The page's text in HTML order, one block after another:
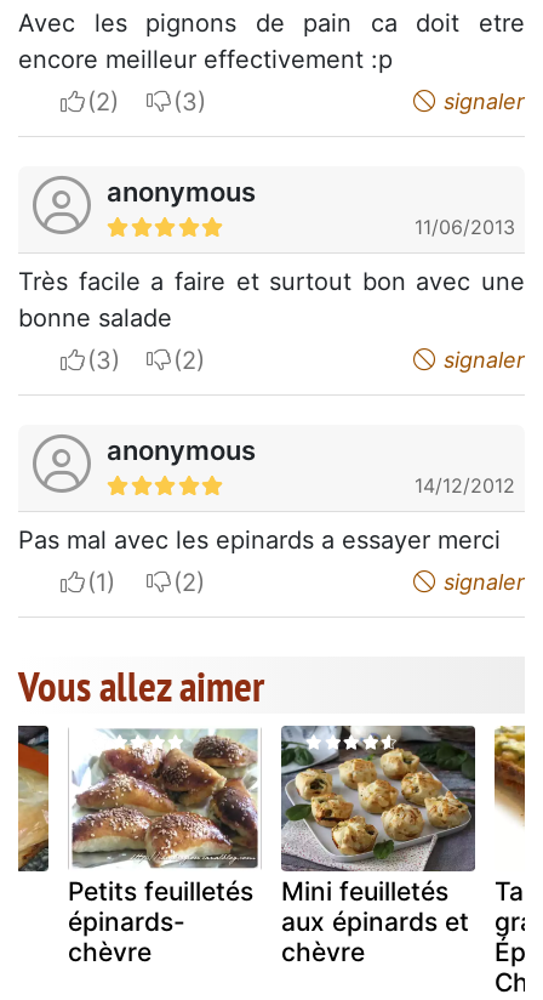
Avec les pignons de pain ca doit etre
encore meilleur effectivement :p
I apreciateI do not appreciate signaler
anonymous
11/06/2013
Très facile a faire et surtout bon avec une
bonne salade
I apreciateI do not appreciate signaler
anonymous
14/12/2012
Pas mal avec les epinards a essayer merci
I apreciateI do not appreciate signaler
Vous allez aimer
Petits feuilletés
épinards-
chèvre
Mini feuilletés
aux épinards et
chèvre